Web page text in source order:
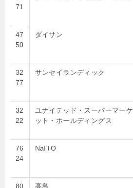
71
47
50
ダイサン
32
77
サンセイランディック
32
22
ユナイテッド・スーパーマーケ
ット・ホールディングス
76
24
NaITO
80 高島